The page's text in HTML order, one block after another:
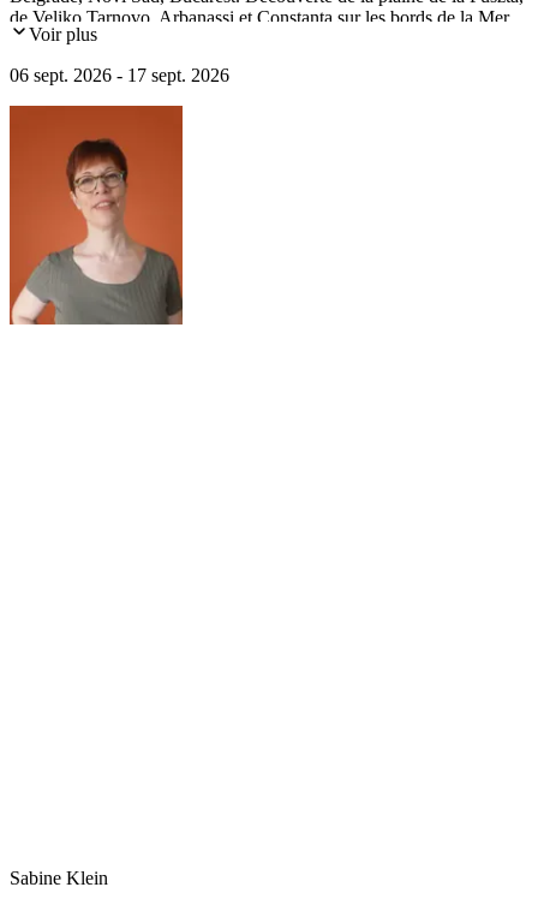
de Veliko Tarnovo, Arbanassi et Constanta sur les bords de la Mer
Noire. Passage du barrage des Portes de Fer et navigation dans le
Voir plus
06 sept. 2026 - 17 sept. 2026
Sabine Klein